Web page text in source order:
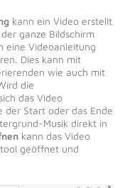
kann ein Video erstellt
ganze Bildschirm
eine Videoanleitung
Dies kann mit
wie auch mit
die
das Video
der Start oder das Ende
Musik direkt in
kann das Video
geöffnet und